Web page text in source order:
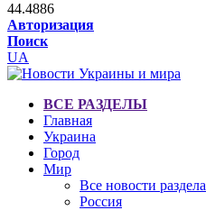
44.4886
Авторизация
Поиск
UA
ВСЕ РАЗДЕЛЫ
Главная
Украина
Город
Мир
Все новости раздела
Россия